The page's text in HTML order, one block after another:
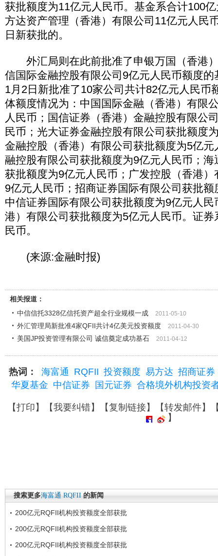
获批额度为11亿元人民币。基金系合计100
方达资产管理（香港）有限公司11亿元人民
日新获批的。
外汇局则在此前批准了申银万国（香港
信国际金融控股有限公司9亿元人民币额度
1月2日新批准了10家公司共计82亿元人民币
体额度情况为：中国国际金融（香港）有限
人民币；国信证券（香港）金融控股有限公
民币；光大证券金融控股有限公司获批额度
金融控股（香港）有限公司获批额度为5亿
融控股有限公司获批额度为9亿元人民币；
获批额度为9亿元人民币；广发控股（香港
9亿元人民币；招商证券国际有限公司获批
中信证券国际有限公司获批额度为9亿元人
港）有限公司获批额度为5亿元人民币。证
民币。
(来源:金融时报)
相关报道：
中信信托3328亿信托资产超全行业规模一成
2011-05-10
外汇管理局新批准4家QFII共计4亿美元投资额度 2011-04-30
美国JP投资管理有限公司 诚信奠定成功基石 2011-04-12
热词： 海富通 RQFII 投资额度 易方达 招商证券
华夏基金 中信证券 国元证券 合格境外机构投资
【打印】【我要纠错】【复制链接】【转发邮件】
】
搜索更多海富通 RQFII 的新闻
200亿元RQFII机构投资额度全部获批
200亿元RQFII机构投资额度全部获批
200亿元RQFII机构投资额度全部获批